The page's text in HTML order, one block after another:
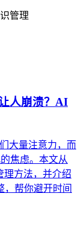
管理
人崩溃？AI
大量注意力，而
焦虑。本文从
理方法，并介绍
，帮你避开时间